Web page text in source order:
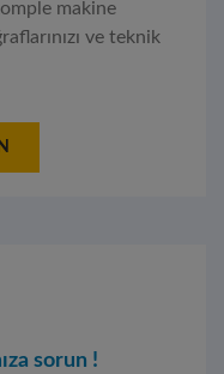
makine
ve teknik
sorun !